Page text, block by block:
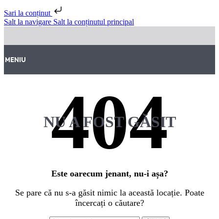
Sari la conținut
Salt la navigare Salt la conținutul principal
MENIU
NU A FOST GĂSIT
Este oarecum jenant, nu-i așa?
Se pare că nu s-a găsit nimic la această locație. Poate
încercați o căutare?